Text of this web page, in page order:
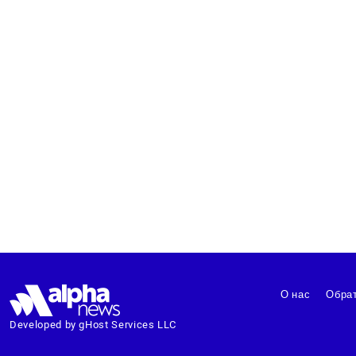
Developed by gHost Services LLC
О нас